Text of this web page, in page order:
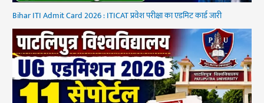
Bihar ITI Admit Card 2026 : ITICAT प्रवेश परीक्षा का एडमिट कार्ड जारी